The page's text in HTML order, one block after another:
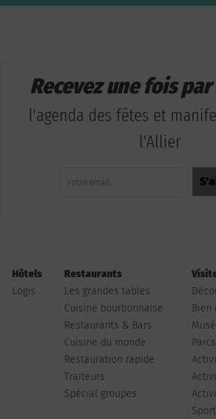
Recevez une fois
l'agenda des fêtes et
l'Allier
Hôtels
Logis
Restaurants
Les grandes tables
Cuisine bourbonnaise
Restaurants & Bars
Cuisine du monde
Restauration rapide
Traiteurs
Spécial groupes
Bien